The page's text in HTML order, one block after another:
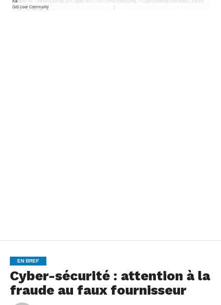
EN BREF
Cyber-sécurité : attention à la
fraude au faux fournisseur